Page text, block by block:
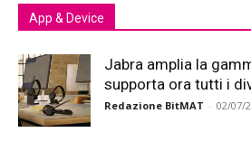
App & Device
Jabra amplia la
supporta ora tutti i
Redazione BitMAT - 02/07/